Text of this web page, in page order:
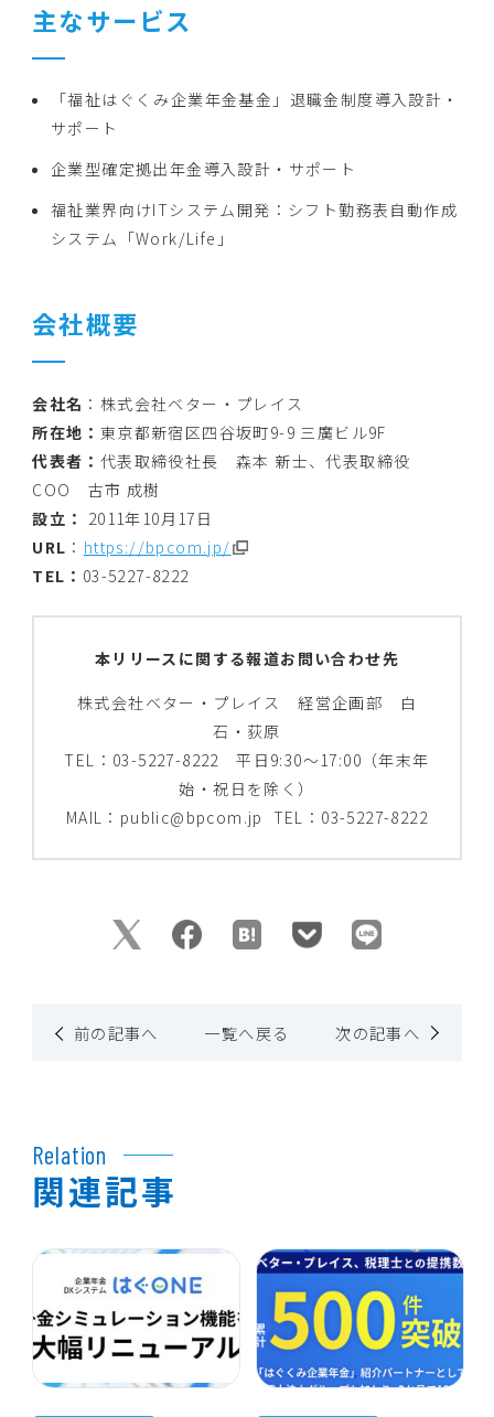
主なサービス
「福祉はぐくみ企業年金基金」退職金制度導入設計・
サポート
企業型確定拠出年金導入設計・サポート
福祉業界向けITシステム開発：シフト勤務表自動作成
システム「Work/Life」
会社概要
会社名 ：株式会社ベター・プレイス
所在地： 東京都新宿区四谷坂町9-9 三廣ビル9F
代表者： 代表取締役社長 森本 新士、代表取締役
COO 古市 成樹
設立： 2011年10月17日
URL ： https://bpcom.jp/
TEL： 03-5227-8222
本リリースに関する報道お問い合わせ先
株式会社ベター・プレイス 経営企画部 白
石・荻原
TEL：03-5227-8222 平日9:30～17:00（年末年
始・祝日を除く）
MAIL：public@bpcom.jp TEL：03-5227-8222
前の記事へ 一覧へ戻る 次の記事へ
関連記事
Relation